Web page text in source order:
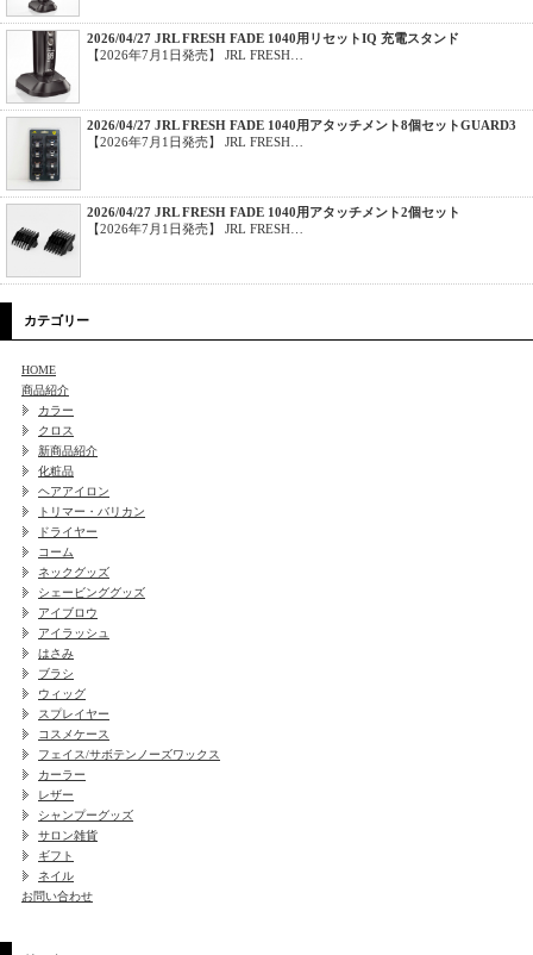
2026/04/27 JRL FRESH FADE 1040用リセットIQ 充電スタンド
【2026年7月1日発売】 JRL FRESH…
2026/04/27 JRL FRESH FADE 1040用アタッチメント8個セットGUARD3
【2026年7月1日発売】 JRL FRESH…
2026/04/27 JRL FRESH FADE 1040用アタッチメント2個セット
【2026年7月1日発売】 JRL FRESH…
カテゴリー
HOME
商品紹介
カラー
クロス
新商品紹介
化粧品
ヘアアイロン
トリマー・バリカン
ドライヤー
コーム
ネックグッズ
シェービンググッズ
アイブロウ
アイラッシュ
はさみ
ブラシ
ウィッグ
スプレイヤー
コスメケース
フェイス/サボテンノーズワックス
カーラー
レザー
シャンプーグッズ
サロン雑貨
ギフト
ネイル
お問い合わせ